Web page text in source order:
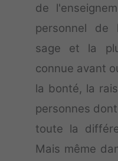
de
personnel de
sage et la
connue avant
la bonté, la
personnes
toute la
Mais même